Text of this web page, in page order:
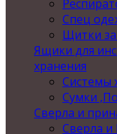
Спец
Щитки
Ящики для
хранения
Системы
Сумки
Сверла и
Сверла и